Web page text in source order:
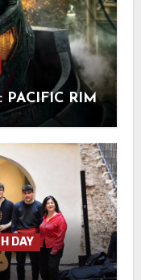
PACIFIC RIM
DAY